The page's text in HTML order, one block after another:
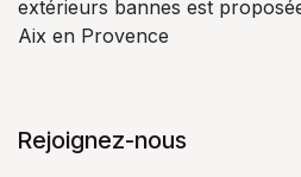
extérieurs bannes est
Aix en Provence
Rejoignez-nous